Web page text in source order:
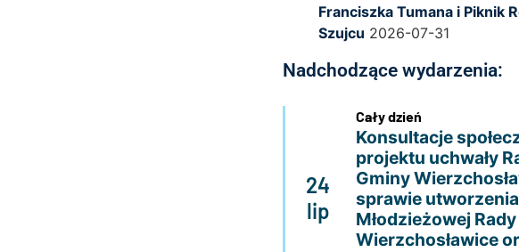
Franciszka Tumana i Piknik
Szujcu 2026-07-31
Nadchodzące wydarzenia:
24
lip
Cały dzień
Konsultacje
projektu uchwały
Gminy
sprawie utworzenia
Młodzieżowej
Wierzchosławice